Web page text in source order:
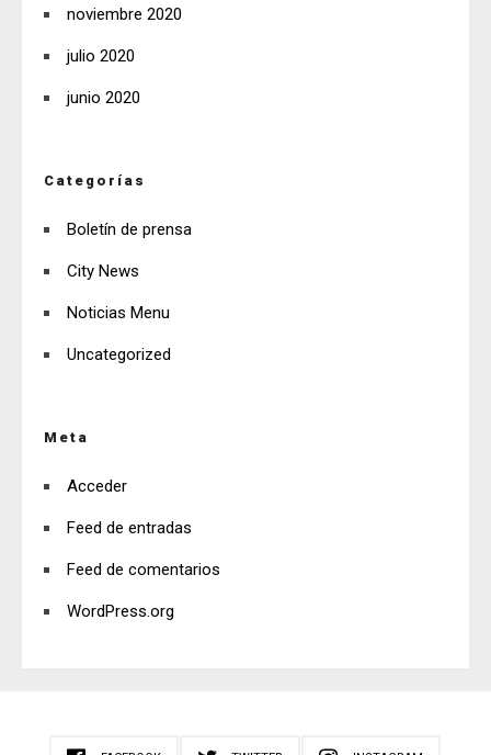
noviembre 2020
julio 2020
junio 2020
Categorías
Boletín de prensa
City News
Noticias Menu
Uncategorized
Meta
Acceder
Feed de entradas
Feed de comentarios
WordPress.org